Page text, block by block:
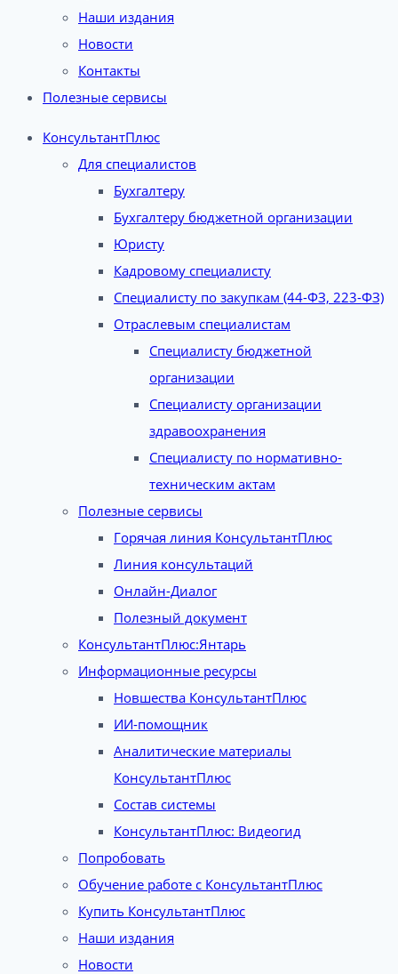
Наши издания
Новости
Контакты
Полезные сервисы
КонсультантПлюс
Для специалистов
Бухгалтеру
Бухгалтеру бюджетной организации
Юристу
Кадровому специалисту
Специалисту по закупкам (44-ФЗ, 223-ФЗ)
Отраслевым специалистам
Специалисту бюджетной
организации
Специалисту организации
здравоохранения
Специалисту по нормативно-
техническим актам
Полезные сервисы
Горячая линия КонсультантПлюс
Линия консультаций
Онлайн-Диалог
Полезный документ
КонсультантПлюс:Янтарь
Информационные ресурсы
Новшества КонсультантПлюс
ИИ-помощник
Аналитические материалы
КонсультантПлюс
Состав системы
КонсультантПлюс: Видеогид
Попробовать
Обучение работе с КонсультантПлюс
Купить КонсультантПлюс
Наши издания
Новости